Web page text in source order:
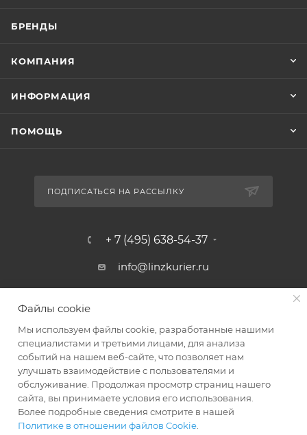
БРЕНДЫ
КОМПАНИЯ
ИНФОРМАЦИЯ
ПОМОЩЬ
ПОДПИСАТЬСЯ НА РАССЫЛКУ
+ 7 (495) 638-54-37
info@linzkurier.ru
Файлы cookie
Мы используем файлы cookie, разработанные нашими
специалистами и третьими лицами, для анализа
событий на нашем веб-сайте, что позволяет нам
улучшать взаимодействие с пользователями и
обслуживание. Продолжая просмотр страниц нашего
сайта, вы принимаете условия его использования.
Более подробные сведения смотрите в нашей
Политике в отношении файлов Cookie